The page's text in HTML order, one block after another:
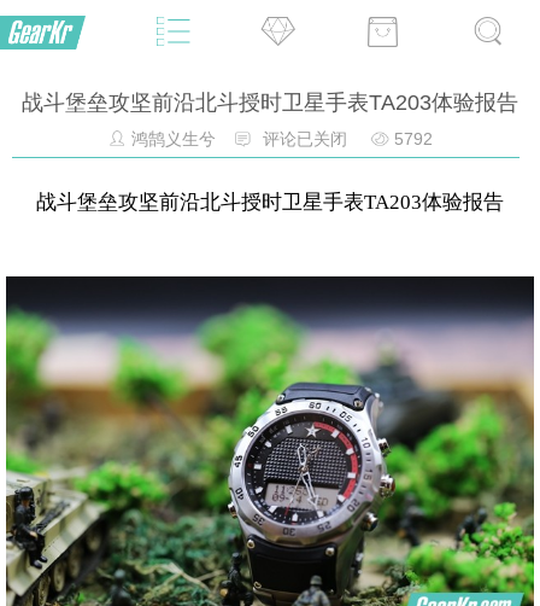
战斗堡垒攻坚前沿北斗授时卫星手表TA203体验报告
鸿鹄义生兮 评论已关闭 5792
战斗堡垒攻坚前沿北斗授时卫星手表TA203体验报告